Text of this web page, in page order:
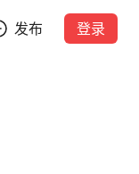
发布 登录